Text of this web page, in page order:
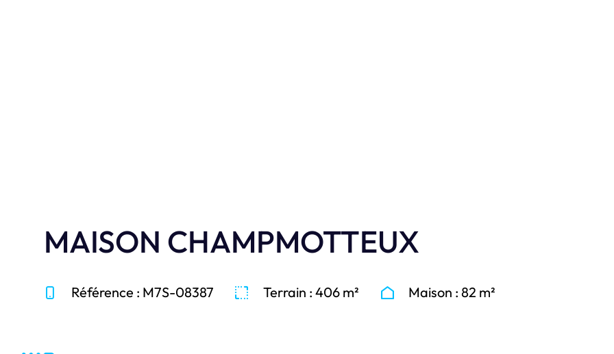
MAISON CHAMPMOTTEUX
Référence : M7S-08387 Terrain : 406 m² Maison : 82 m²